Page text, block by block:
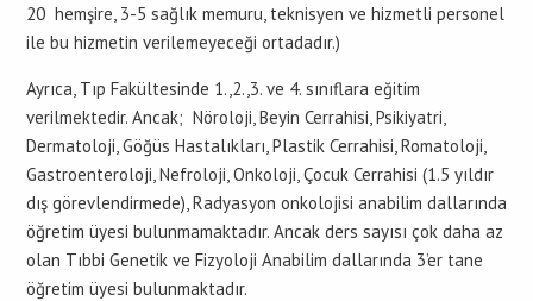
20 hemşire, 3-5 sağlık memuru, teknisyen ve hizmetli personel
ile bu hizmetin verilemeyeceği ortadadır.)
Ayrıca, Tıp Fakültesinde 1.,2.,3. ve 4. sınıflara eğitim
verilmektedir. Ancak; Nöroloji, Beyin Cerrahisi, Psikiyatri,
Dermatoloji, Göğüs Hastalıkları, Plastik Cerrahisi, Romatoloji,
Gastroenteroloji, Nefroloji, Onkoloji, Çocuk Cerrahisi (1.5 yıldır
dış görevlendirmede), Radyasyon onkolojisi anabilim dallarında
öğretim üyesi bulunmamaktadır. Ancak ders sayısı çok daha az
olan Tıbbi Genetik ve Fizyoloji Anabilim dallarında 3’er tane
öğretim üyesi bulunmaktadır.